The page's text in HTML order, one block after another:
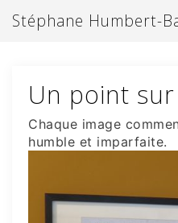
auStéphane Humbert-
Un point
Chaque image
humble et imparfaite.